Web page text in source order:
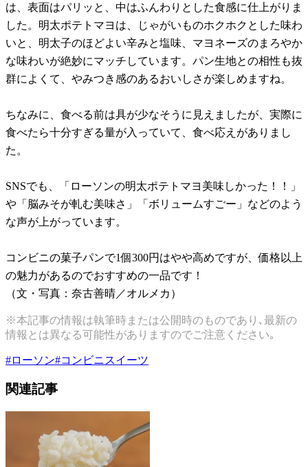
は、表面はパリッと、中はふんわりとした食感に仕上がりま
した。明太ポテトマヨは、じゃがいものホクホクとした味わ
いと、明太子のほどよい辛みと塩味、マヨネーズのまろやか
な味わいが絶妙にマッチしています。パン生地との相性も抜
群によくて、やみつき感のあるおいしさが楽しめますね。
ちなみに、食べる前は具が少なそうに見えましたが、実際に
食べたら十分すぎる量が入っていて、食べ応えがありまし
た。
SNSでも、「ローソンの明太ポテトマヨ美味しかった！！」
や「脳みそが軋む美味さ」「ボリュームすごー」などのよう
な声が上がっています。
コンビニの菓子パンで1個300円はやや高めですが、価格以上
の魅力があるのでおすすめの一品です！
（文・写真：奈古善晴／オルメカ）
※本記事の情報は執筆時または公開時のものであり､最新の
情報とは異なる可能性がありますのでご注意ください｡
#ローソン#コンビニスイーツ
関連記事